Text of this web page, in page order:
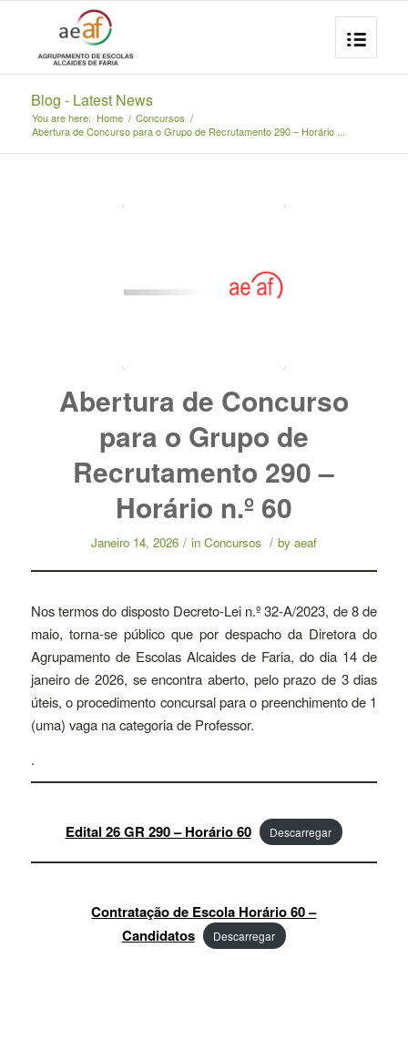
Blog - Latest News
You are here: Home / Concursos /
Abertura de Concurso para o Grupo de Recrutamento 290 – Horário ...
Abertura de Concurso
para o Grupo de
Recrutamento 290 –
Horário n.º 60
Janeiro 14, 2026 / in Concursos / by aeaf
Nos termos do disposto Decreto-Lei n.º 32-A/2023, de 8 de
maio, torna-se público que por despacho da Diretora do
Agrupamento de Escolas Alcaides de Faria, do dia 14 de
janeiro de 2026, se encontra aberto, pelo prazo de 3 dias
úteis, o procedimento concursal para o preenchimento de 1
(uma) vaga na categoria de Professor.
.
Edital 26 GR 290 – Horário 60 Descarregar
Contratação de Escola Horário 60 –
Candidatos
Descarregar